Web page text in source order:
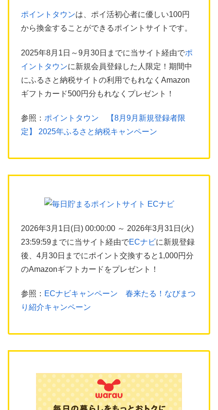
ポイントタウンは、ポイ活初心者に優しい100円
から換金することができるポイントサイトです。
2025年8月1日～9月30日までに当サイト経由でポ
イントタウンに新規会員登録した人限定！期間中
にふるさと納税サイトの利用でもれなくAmazon
ギフトカード500円分もれなくプレゼント！
参照： ポイントタウン 【8月9月新規登録者限
定】 2025年ふるさと納税キャンペーン
2026年3月1日(日) 00:00:00 ～ 2026年3月31日(火)
23:59:59までに当サイト経由でECナビに新規登録
後、4月30日までにポイント交換すると1,000円分
のAmazonギフトカードをプレゼント！
参照： ECナビキャンペーン 春来たる！なびまつ
り紹介キャンペーン